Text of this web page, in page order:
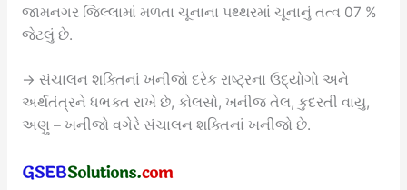
જામનગર જિલ્લામાં મળતા ચૂનાના પથ્થરમાં ચૂનાનું તત્વ 07 %
જેટલું છે.
→ સંચાલન શક્તિનાં ખનીજો દરેક રાષ્ટ્રના ઉદ્યોગો અને
અર્થતંત્રને ધભક્ત રાખે છે, કોલસો, ખનીજ તેલ, કુદરતી વાયુ,
અણુ – ખનીજો વગેરે સંચાલન શક્તિનાં ખનીજો છે.